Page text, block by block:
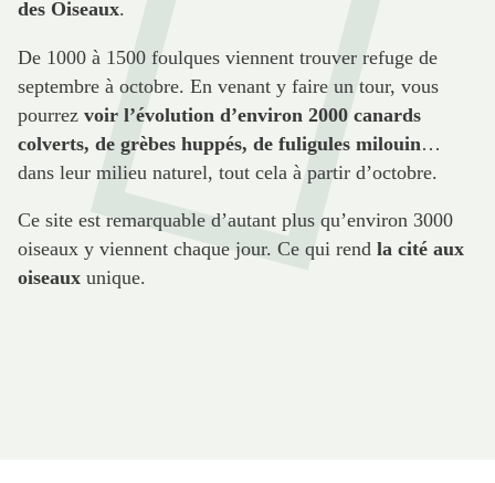
des Oiseaux.
De 1000 à 1500 foulques viennent trouver refuge de
septembre à octobre. En venant y faire un tour, vous
pourrez voir l’évolution d’environ 2000 canards
colverts, de grèbes huppés, de fuligules milouin…
dans leur milieu naturel, tout cela à partir d’octobre.
Ce site est remarquable d’autant plus qu’environ 3000
oiseaux y viennent chaque jour. Ce qui rend la cité aux
oiseaux unique.